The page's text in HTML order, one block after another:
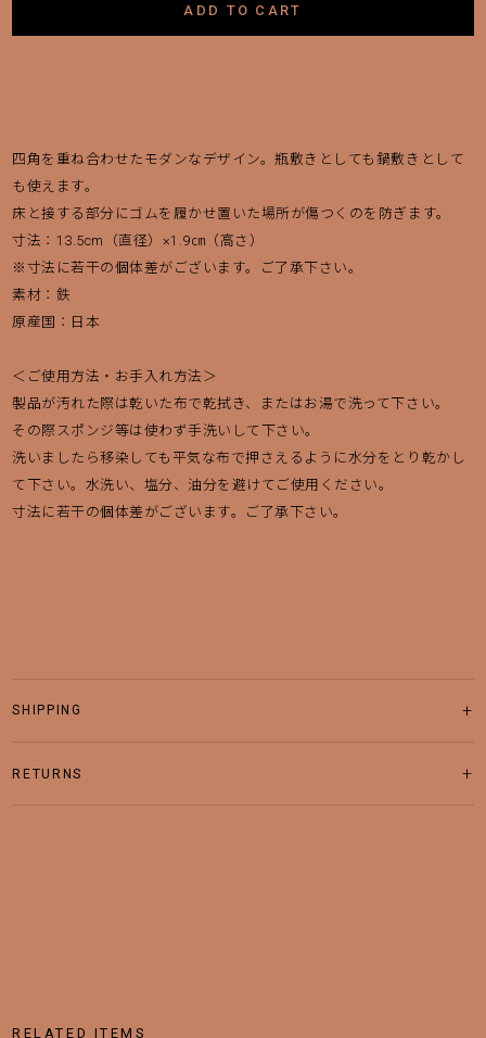
ADD TO CART
四角を重ね合わせたモダンなデザイン。瓶敷きとしても鍋敷きとして
も使えます。
床と接する部分にゴムを履かせ置いた場所が傷つくのを防ぎます。
寸法：13.5cm（直径）×1.9㎝（高さ）
※寸法に若干の個体差がございます。ご了承下さい。
素材：鉄
原産国：日本
＜ご使用方法・お手入れ方法＞
製品が汚れた際は乾いた布で乾拭き、またはお湯で洗って下さい。
その際スポンジ等は使わず手洗いして下さい。
洗いましたら移染しても平気な布で押さえるように水分をとり乾かし
て下さい。水洗い、塩分、油分を避けてご使用ください。
寸法に若干の個体差がございます。ご了承下さい。
SHIPPING
RETURNS
RELATED ITEMS